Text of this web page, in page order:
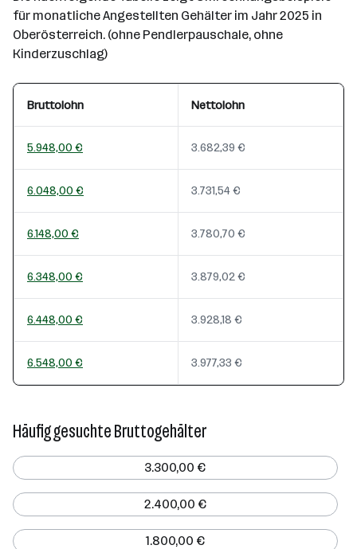
für monatliche Angestellten Gehälter im Jahr 2025 in
Oberösterreich. (ohne Pendlerpauschale, ohne
Kinderzuschlag)
Bruttolohn Nettolohn
5.948,00 € 3.682,39 €
6.048,00 € 3.731,54 €
6.148,00 € 3.780,70 €
6.348,00 € 3.879,02 €
6.448,00 € 3.928,18 €
6.548,00 € 3.977,33 €
Häufig gesuchte Bruttogehälter
3.300,00 €
2.400,00 €
1.800,00 €